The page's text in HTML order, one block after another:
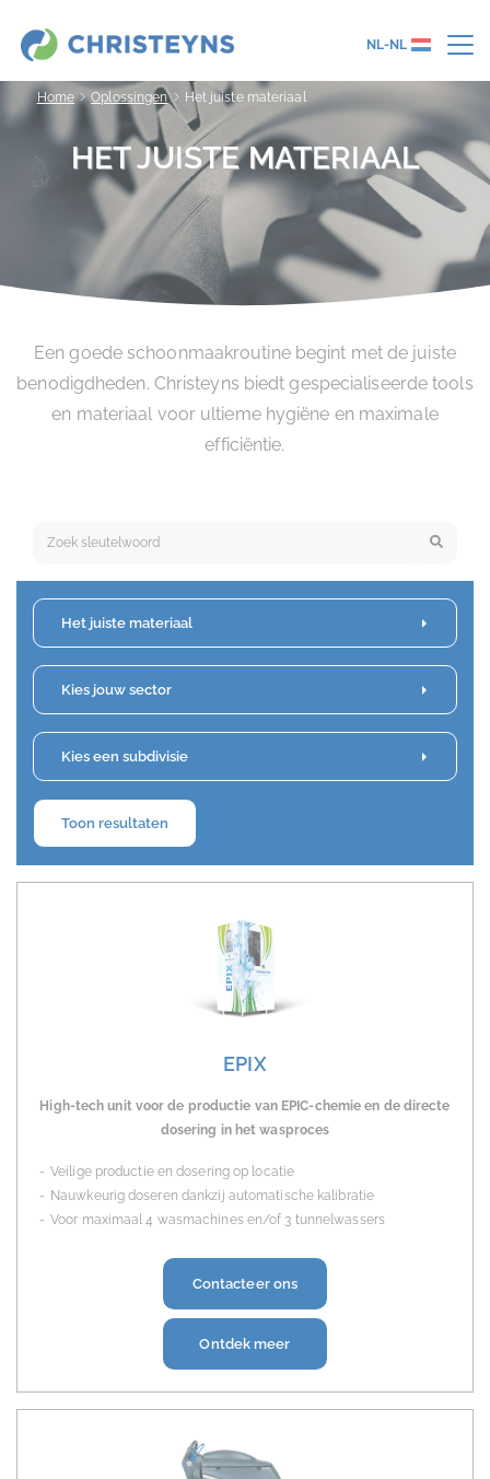
NL-NL
Home Oplossingen Het juiste materiaal
HET JUISTE MATERIAAL
Een goede schoonmaakroutine begint met de juiste
benodigdheden. Christeyns biedt gespecialiseerde tools
en materiaal voor ultieme hygiëne en maximale
efficiëntie.
Keyword search
Het juiste materiaal
Kies jouw sector
Kies een subdivisie
Toon resultaten
EPIX
High-tech unit voor de productie van EPIC-chemie en de directe
dosering in het wasproces
Veilige productie en dosering op locatie
Nauwkeurig doseren dankzij automatische kalibratie
Voor maximaal 4 wasmachines en/of 3 tunnelwassers
Contacteer ons
Ontdek meer